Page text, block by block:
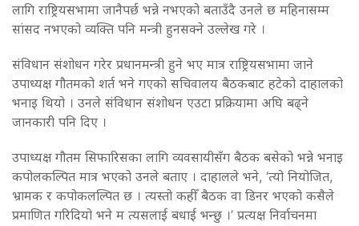
लागि राष्ट्रियसभामा जानैपर्छ भन्ने नभएको बताउँदै उनले छ महिनासम्म
सांसद नभएको व्यक्ति पनि मन्त्री हुनसक्ने उल्लेख गरे ।
संविधान संशोधन गरेर प्रधानमन्त्री हुने भए मात्र राष्ट्रियसभामा जाने
उपाध्यक्ष गौतमको शर्त भने गएको सचिवालय बैठकबाट हटेको दाहालको
भनाइ थियो । उनले संविधान संशोधन एउटा प्रक्रियामा अघि बढ्ने
जानकारी पनि दिए ।
उपाध्यक्ष गौतम सिफारिसका लागि व्यवसायीसँग बैठक बसेको भन्ने भनाइ
कपोलकल्पित मात्र भएको उनले बताए । दाहालले भने, ‘त्यो नियोजित,
भ्रामक र कपोकलल्पित छ । त्यस्तो कहीँ बैठक वा डिनर भएको कसैले
प्रमाणित गरिदियो भने म त्यसलाई बधाई भन्छु ।’ प्रत्यक्ष निर्वाचनमा